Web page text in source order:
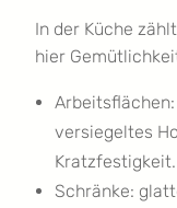
In der Küche
hier
versiegeltes
Kratzfestigkeit.
Schränke: